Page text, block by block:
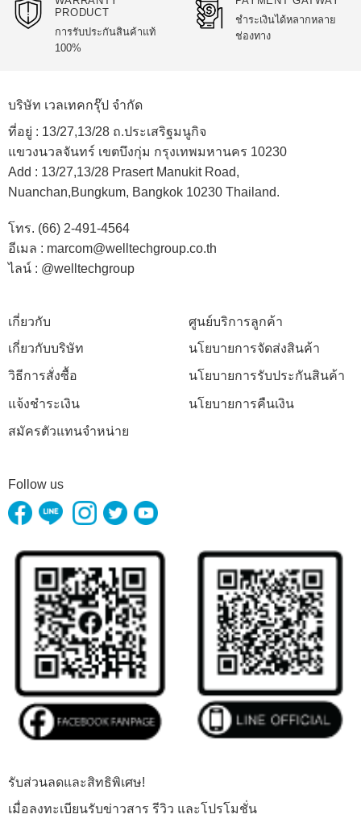
PRODUCT
การรับประกันสินค้าแท้
100%
ชำระเงินได้หลากหลาย
ช่องทาง
บริษัท เวลเทคกรุ๊ป จำกัด
ที่อยู่ : 13/27,13/28 ถ.ประเสริฐมนูกิจ
แขวงนวลจันทร์ เขตบึงกุ่ม กรุงเทพมหานคร 10230
Add : 13/27,13/28 Prasert Manukit Road,
Nuanchan,Bungkum, Bangkok 10230 Thailand.
โทร. (66) 2-491-4564
อีเมล : marcom@welltechgroup.co.th
ไลน์ : @welltechgroup
เกี่ยวกับ
เกี่ยวกับบริษัท
วิธีการสั่งซื้อ
แจ้งชำระเงิน
สมัครตัวแทนจำหน่าย
ศูนย์บริการลูกค้า
นโยบายการจัดส่งสินค้า
นโยบายการรับประกันสินค้า
นโยบายการคืนเงิน
Follow us
รับส่วนลดและสิทธิพิเศษ!
เมื่อลงทะเบียนรับข่าวสาร รีวิว และโปรโมชั่น